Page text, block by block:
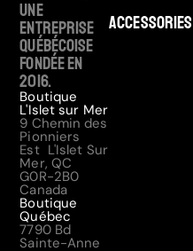
une
entreprise
québécoise
fondée en
2016.
Boutique
L'Islet sur Mer
9 Chemin des
Pionniers
Est L'Islet Sur
Mer, QC
G0R-2B0
Canada
Boutique
Québec
7790 Bd
Sainte-Anne
Accessories